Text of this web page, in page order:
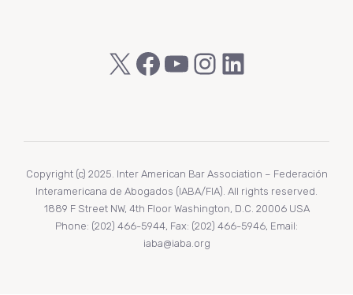
X Facebook
YouTube
Instagram
LinkedIn
Copyright (c) 2025. Inter American Bar Association – Federación
Interamericana de Abogados (IABA/FIA). All rights reserved.
1889 F Street NW, 4th Floor Washington, D.C. 20006 USA
Phone: (202) 466-5944, Fax: (202) 466-5946, Email:
iaba@iaba.org